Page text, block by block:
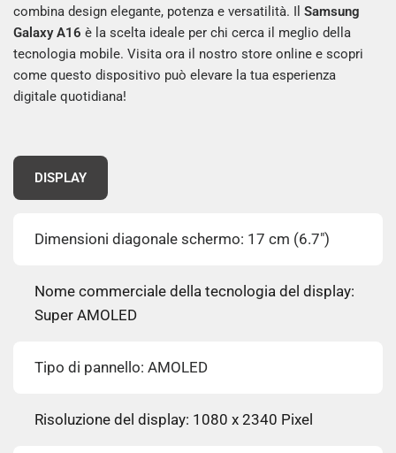
combina design elegante, potenza e versatilità. IlSamsung
Galaxy A16 è la scelta ideale per chi cerca il meglio della
tecnologia mobile. Visita ora il nostro store online e scopri
come questo dispositivo può elevare la tua esperienza
digitale quotidiana!
DISPLAY
Dimensioni diagonale schermo: 17 cm (6.7")
Nome commerciale della tecnologia del display:
Super AMOLED
Tipo di pannello: AMOLED
Risoluzione del display: 1080 x 2340 Pixel